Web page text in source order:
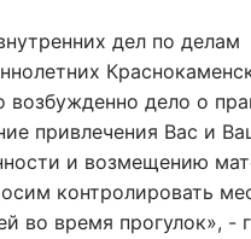
дел по делам
возбужденно дело о
привлечения Вас и
и возмещению
контролировать
во время прогулок», -